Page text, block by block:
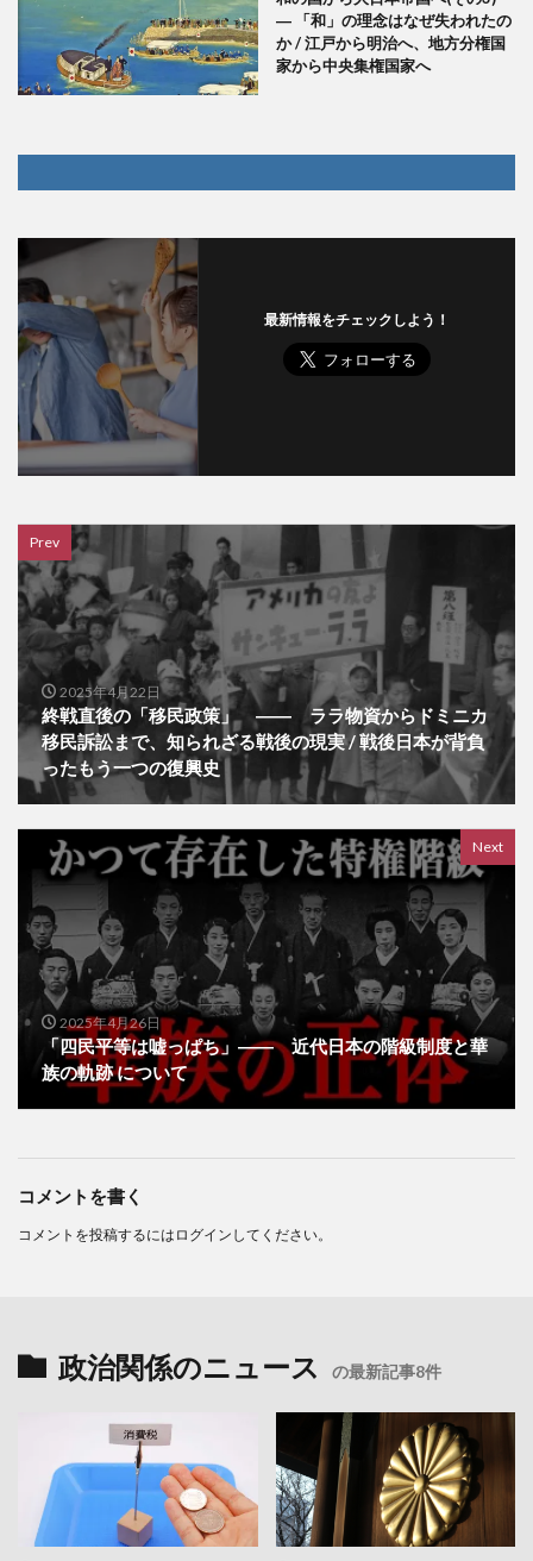
― 「和」の理念はなぜ失われたの
か / 江戸から明治へ、地方分権国
家から中央集権国家へ
最新情報をチェックしよう！
Prev
2025年4月22日
終戦直後の「移民政策」 ―― ララ物資からドミニカ
移民訴訟まで、知られざる戦後の現実 / 戦後日本が背負
ったもう一つの復興史
Next
2025年4月26日
「四民平等は嘘っぱち」―― 近代日本の階級制度と華
族の軌跡 について
コメントを書く
コメントを投稿するには ログイン してください。
政治関係のニュース の最新記事8件